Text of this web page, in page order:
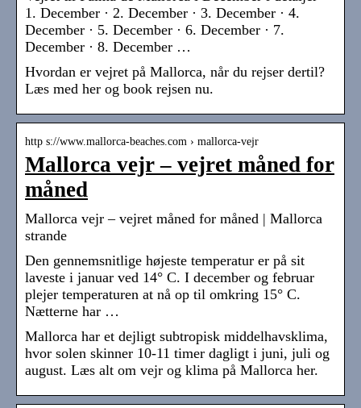
1. December · 2. December · 3. December · 4.
December · 5. December · 6. December · 7.
December · 8. December …
Hvordan er vejret på Mallorca, når du rejser dertil?
Læs med her og book rejsen nu.
http s://www.mallorca-beaches.com › mallorca-vejr
Mallorca vejr – vejret måned for
måned
Mallorca vejr – vejret måned for måned | Mallorca
strande
Den gennemsnitlige højeste temperatur er på sit
laveste i januar ved 14° C. I december og februar
plejer temperaturen at nå op til omkring 15° C.
Nætterne har …
Mallorca har et dejligt subtropisk middelhavsklima,
hvor solen skinner 10-11 timer dagligt i juni, juli og
august. Læs alt om vejr og klima på Mallorca her.